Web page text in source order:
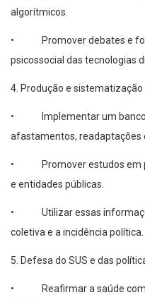
algorítmicos.
• Promover debates e
psicossocial das tecnologias
4. Produção e sistematização
• Implementar um banco
afastamentos, readaptações
• Promover estudos em
e entidades públicas.
• Utilizar essas
coletiva e a incidência política.
5. Defesa do SUS e das
• Reafirmar a saúde como